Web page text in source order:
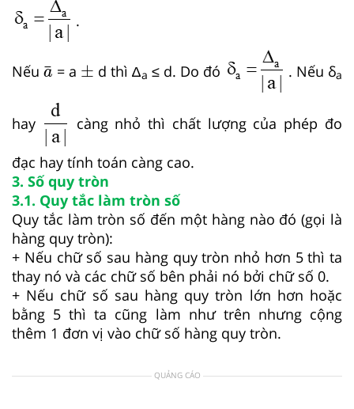
.
Nếu¯
a
a ¯
= a ±
± d thì ∆a ≤ d. Do đó . Nếu δa
hay càng nhỏ thì chất lượng của phép đo
đạc hay tính toán càng cao.
3. Số quy tròn
3.1. Quy tắc làm tròn số
Quy tắc làm tròn số đến một hàng nào đó (gọi là
hàng quy tròn):
+ Nếu chữ số sau hàng quy tròn nhỏ hơn 5 thì ta
thay nó và các chữ số bên phải nó bởi chữ số 0.
+ Nếu chữ số sau hàng quy tròn lớn hơn hoặc
bằng 5 thì ta cũng làm như trên nhưng cộng
thêm 1 đơn vị vào chữ số hàng quy tròn.
QUẢNG CÁO